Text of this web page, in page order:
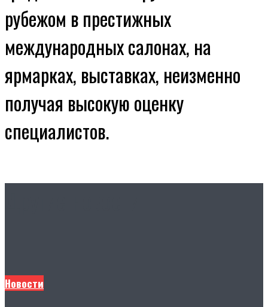
рубежом в престижных
международных салонах, на
ярмарках, выставках, неизменно
получая высокую оценку
специалистов.
Новости